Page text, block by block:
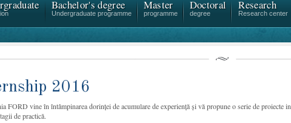
Bachelor's degree
Undergraduate programme
Master
programme
Doctoral
degree
Research
Research center
2016
FORD vine în întâmpinarea dorinței de acumulare de experiență și vă propune o serie de proiecte in
de practică.